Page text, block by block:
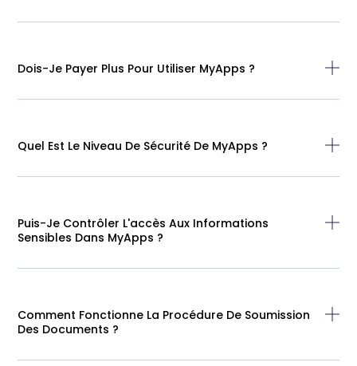
Dois-Je Payer Plus Pour Utiliser MyApps ?
Quel Est Le Niveau De Sécurité De MyApps ?
Puis-Je Contrôler L'accès Aux Informations
Sensibles Dans MyApps ?
Comment Fonctionne La Procédure De Soumission
Des Documents ?